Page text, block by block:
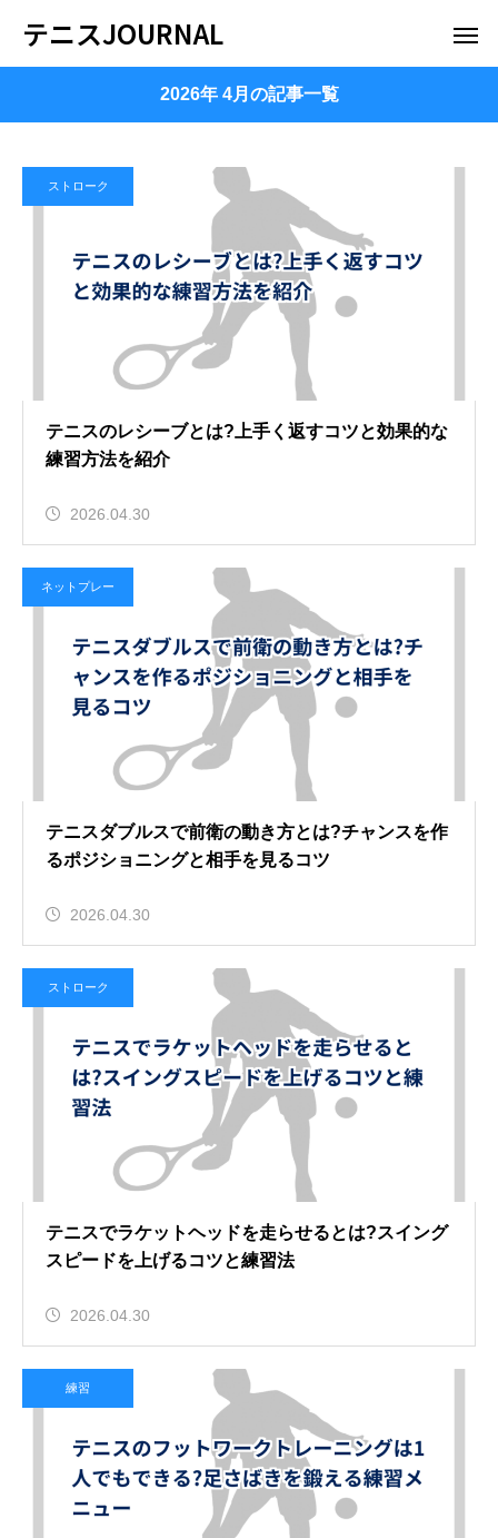
テニスJOURNAL
2026年 4月の記事一覧
ストローク
テニスのレシーブとは?上手く返すコツと効果的な
練習方法を紹介
2026.04.30
ネットプレー
テニスダブルスで前衛の動き方とは?チャンスを作
るポジショニングと相手を見るコツ
2026.04.30
ストローク
テニスでラケットヘッドを走らせるとは?スイング
スピードを上げるコツと練習法
2026.04.30
練習